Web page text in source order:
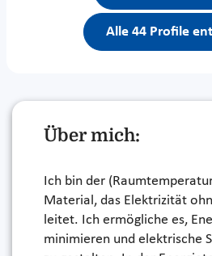
Alle 44 Profile
Über mich:
Ich bin der
Material, das Elektrizität
leitet. Ich ermögliche es,
minimieren und elektrische